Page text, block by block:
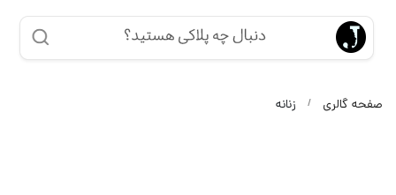
صفحه گالری زنانه